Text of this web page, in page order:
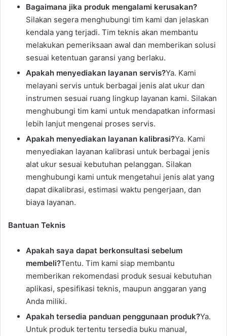
Bagaimana jika produk mengalami kerusakan?
Silakan segera menghubungi tim kami dan jelaskan
kendala yang terjadi. Tim teknis akan membantu
melakukan pemeriksaan awal dan memberikan solusi
sesuai ketentuan garansi yang berlaku.
Apakah menyediakan layanan servis?Ya. Kami
melayani servis untuk berbagai jenis alat ukur dan
instrumen sesuai ruang lingkup layanan kami. Silakan
menghubungi tim kami untuk mendapatkan informasi
lebih lanjut mengenai proses servis.
Apakah menyediakan layanan kalibrasi?Ya. Kami
menyediakan layanan kalibrasi untuk berbagai jenis
alat ukur sesuai kebutuhan pelanggan. Silakan
menghubungi kami untuk mengetahui jenis alat yang
dapat dikalibrasi, estimasi waktu pengerjaan, dan
biaya layanan.
Bantuan Teknis
Apakah saya dapat berkonsultasi sebelum
membeli?Tentu. Tim kami siap membantu
memberikan rekomendasi produk sesuai kebutuhan
aplikasi, spesifikasi teknis, maupun anggaran yang
Anda miliki.
Apakah tersedia panduan penggunaan produk?Ya.
Untuk produk tertentu tersedia buku manual,